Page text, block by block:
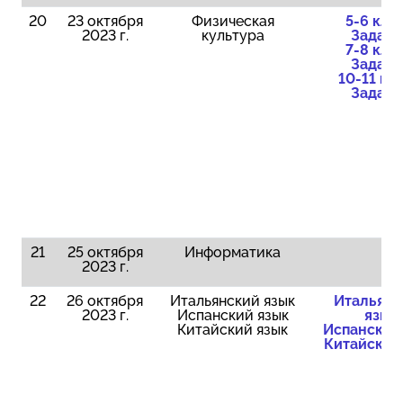
20
23 октября
2023 г.
Физическая
культура
5-6
7-8
10-11
21
25 октября
2023 г.
Информатика
22
26 октября
2023 г.
Итальянский язык
Испанский язык
Китайский язык
язык